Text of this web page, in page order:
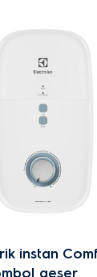
instan
geser